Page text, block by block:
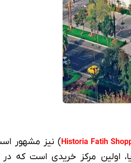
Historia Fatih) نیز مشهور
اولین مرکز خریدی است که